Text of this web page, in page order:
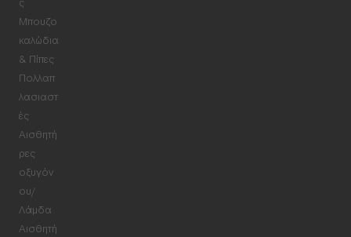
ς
Μπουζο
καλώδια
& Πίπες
Πολλαπ
λασιαστ
ές
Αισθητή
ρες
οξυγόν
ου/
Λάμδα
Αισθητή